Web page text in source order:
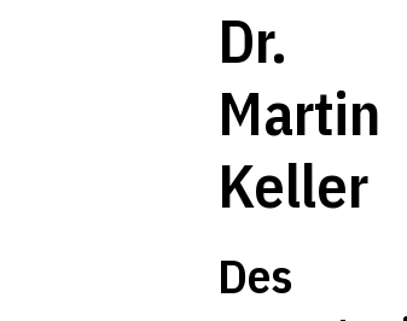
Dr.
Martin
Keller
Des